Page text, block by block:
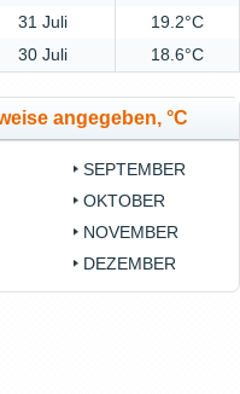
31 Juli
19.2°C
30 Juli 18.6°C
angegeben, °C
SEPTEMBER
OKTOBER
NOVEMBER
DEZEMBER